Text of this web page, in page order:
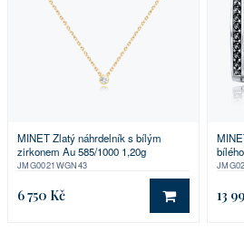
MINET Zlatý náhrdelník s bílým
zirkonem Au 585/1000 1,20g
JMG0021WGN43
6 750 Kč DO
585/
13